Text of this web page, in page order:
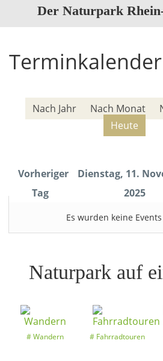
Der Naturpark
Terminkalender
Nach Jahr Nach Monat
Heute
Vorheriger
Tag
Dienstag, 11.
2025
Es wurden keine
Naturpark auf
Wandern Fahrradtouren